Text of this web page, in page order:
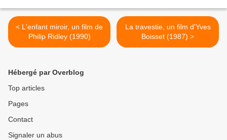
< L'enfant miroir, un film de
Philip Ridley (1990)
La travestie, un film d'Yves
Boisset (1987) >
Hébergé par Overblog
Top articles
Pages
Contact
Signaler un abus